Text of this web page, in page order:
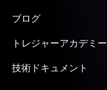
ブログ
トレジャーアカデミー
技術ドキュメント